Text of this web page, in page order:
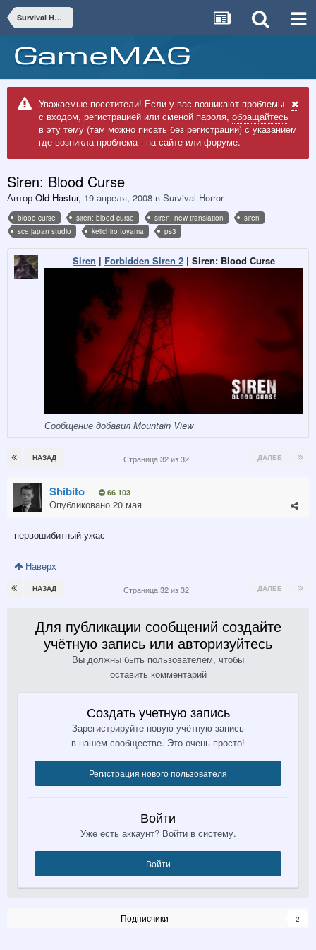
Survival Horror
Уважаемые посетители! Если у вас возникают проблемы
с входом, регистрацией или сменой пароля, обращайтесь
в эту тему (там можно писать без регистрации) с указанием
где возникла проблема - на сайте или форуме.
Siren: Blood Curse
Автор Old Hastur, 19 апреля, 2008 в Survival Horror
blood curse siren: blood curse siren: new translation
siren
sce japan studio
keiichiro toyama ps3
Siren | Forbidden Siren 2 | Siren: Blood Curse
Сообщение добавил Mountain View
НАЗАД ДАЛЕЕ
Страница 32 из 32
Shibito 66 103
Опубликовано 20 мая
первошибитный ужас
Наверх
НАЗАД ДАЛЕЕ
Страница 32 из 32
Для публикации сообщений создайте
учётную запись или авторизуйтесь
Вы должны быть пользователем, чтобы
оставить комментарий
Создать учетную запись
Зарегистрируйте новую учётную запись
в нашем сообществе. Это очень просто!
Регистрация нового пользователя
Войти
Уже есть аккаунт? Войти в систему.
Войти
Подписчики 2